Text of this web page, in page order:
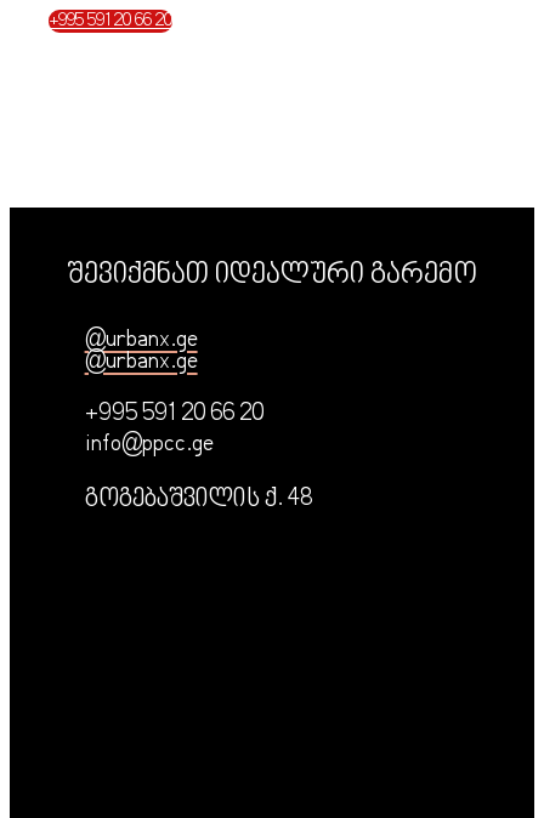
+995 591 20 66 20
შევიქმნათ იდეალური გარემო
@urbanx.ge
@urbanx.ge
+995 591 20 66 20
info@ppcc.ge
გოგებაშვილის ქ. 48